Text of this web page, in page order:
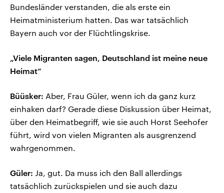
Bundesländer verstanden, die als erste ein
Heimatministerium hatten. Das war tatsächlich
Bayern auch vor der Flüchtlingskrise.
„Viele Migranten sagen, Deutschland ist meine neue
Heimat“
Büüsker: Aber, Frau Güler, wenn ich da ganz kurz
einhaken darf? Gerade diese Diskussion über Heimat,
über den Heimatbegriff, wie sie auch Horst Seehofer
führt, wird von vielen Migranten als ausgrenzend
wahrgenommen.
Güler: Ja, gut. Da muss ich den Ball allerdings
tatsächlich zurückspielen und sie auch dazu